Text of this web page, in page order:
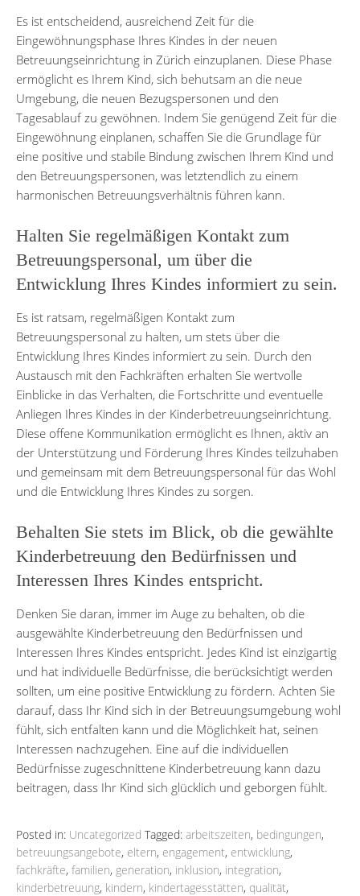
Es ist entscheidend, ausreichend Zeit für die
Eingewöhnungsphase Ihres Kindes in der neuen
Betreuungseinrichtung in Zürich einzuplanen. Diese Phase
ermöglicht es Ihrem Kind, sich behutsam an die neue
Umgebung, die neuen Bezugspersonen und den
Tagesablauf zu gewöhnen. Indem Sie genügend Zeit für die
Eingewöhnung einplanen, schaffen Sie die Grundlage für
eine positive und stabile Bindung zwischen Ihrem Kind und
den Betreuungspersonen, was letztendlich zu einem
harmonischen Betreuungsverhältnis führen kann.
Halten Sie regelmäßigen Kontakt zum
Betreuungspersonal, um über die
Entwicklung Ihres Kindes informiert zu sein.
Es ist ratsam, regelmäßigen Kontakt zum
Betreuungspersonal zu halten, um stets über die
Entwicklung Ihres Kindes informiert zu sein. Durch den
Austausch mit den Fachkräften erhalten Sie wertvolle
Einblicke in das Verhalten, die Fortschritte und eventuelle
Anliegen Ihres Kindes in der Kinderbetreuungseinrichtung.
Diese offene Kommunikation ermöglicht es Ihnen, aktiv an
der Unterstützung und Förderung Ihres Kindes teilzuhaben
und gemeinsam mit dem Betreuungspersonal für das Wohl
und die Entwicklung Ihres Kindes zu sorgen.
Behalten Sie stets im Blick, ob die gewählte
Kinderbetreuung den Bedürfnissen und
Interessen Ihres Kindes entspricht.
Denken Sie daran, immer im Auge zu behalten, ob die
ausgewählte Kinderbetreuung den Bedürfnissen und
Interessen Ihres Kindes entspricht. Jedes Kind ist einzigartig
und hat individuelle Bedürfnisse, die berücksichtigt werden
sollten, um eine positive Entwicklung zu fördern. Achten Sie
darauf, dass Ihr Kind sich in der Betreuungsumgebung wohl
fühlt, sich entfalten kann und die Möglichkeit hat, seinen
Interessen nachzugehen. Eine auf die individuellen
Bedürfnisse zugeschnittene Kinderbetreuung kann dazu
beitragen, dass Ihr Kind sich glücklich und geborgen fühlt.
Posted in: Uncategorized Tagged: arbeitszeiten, bedingungen,
betreuungsangebote, eltern, engagement, entwicklung,
fachkräfte, familien, generation, inklusion, integration,
kinderbetreuung, kindern, kindertagesstätten, qualität,